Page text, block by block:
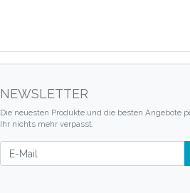
NEWSLETTER
Die neuesten Produkte und die besten Angebote
Ihr nichts mehr verpasst.
Newsletter